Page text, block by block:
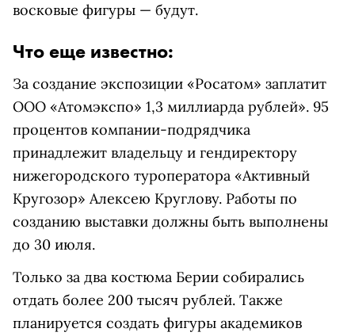
восковые фигуры — будут.
Что еще известно:
За создание экспозиции «Росатом» заплатит
ООО «Атомэкспо» 1,3 миллиарда рублей». 95
процентов компании-подрядчика
принадлежит владельцу и гендиректору
нижегородского туроператора «Активный
Кругозор» Алексею Круглову. Работы по
созданию выставки должны быть выполнены
до 30 июля.
Только за два костюма Берии собирались
отдать более 200 тысяч рублей. Также
планируется создать фигуры академиков